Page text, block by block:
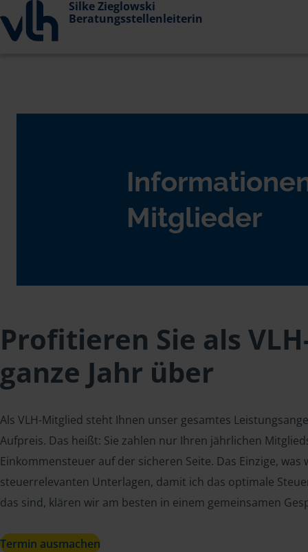
Silke Zieglowski
Beratungsstellenleiterin
Mitglieder
Profitieren Sie als
ganze Jahr über
Als VLH-Mitglied steht Ihnen unser gesamtes
Aufpreis. Das heißt: Sie zahlen nur Ihren jährlichen
Einkommensteuer auf der sicheren Seite. Das Einzige,
steuerrelevanten Unterlagen, damit ich das optimale
das sind, klären wir am besten in einem gemeinsamen
Termin ausmachen